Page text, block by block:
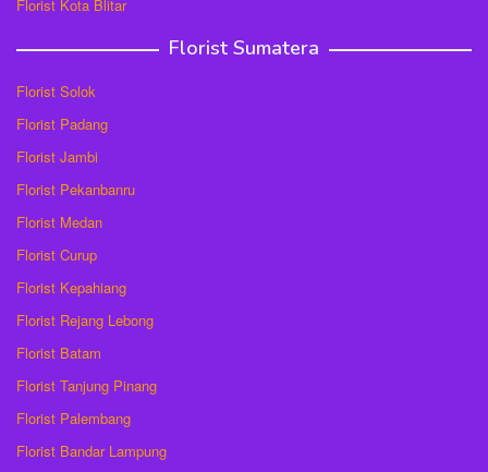
Florist Kota Blitar
Florist Sumatera
Florist Solok
Florist Padang
Florist Jambi
Florist Pekanbanru
Florist Medan
Florist Curup
Florist Kepahiang
Florist Rejang Lebong
Florist Batam
Florist Tanjung Pinang
Florist Palembang
Florist Bandar Lampung